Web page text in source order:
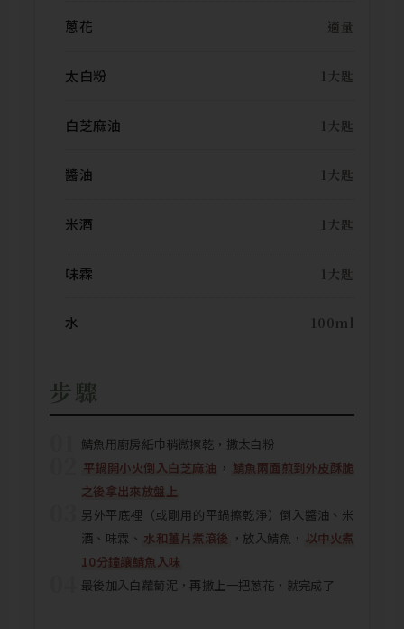
蔥花 適量
太白粉 1大匙
白芝麻油 1大匙
醬油 1大匙
米酒 1大匙
味霖 1大匙
水 100ml
步驟
鯖魚用廚房紙巾稍微擦乾，撒太白粉
平鍋開小火倒入白芝麻油 ， 鯖魚兩面煎到外皮酥脆
之後拿出來放盤上
另外平底裡（或剛用的平鍋擦乾淨）倒入醬油、米
酒、味霖、 水和薑片煮滾後 ，放入鯖魚， 以中火煮
10分鐘讓鯖魚入味
最後加入白蘿蔔泥，再撒上一把蔥花，就完成了